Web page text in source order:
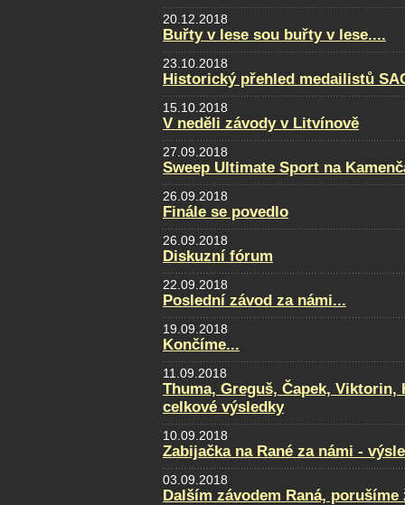
20.12.2018
Buřty v lese sou buřty v lese....
23.10.2018
Historický přehled medailistů
15.10.2018
V neděli závody v Litvínově
27.09.2018
Sweep Ultimate Sport na
26.09.2018
Finále se povedlo
26.09.2018
Diskuzní fórum
22.09.2018
Poslední závod za námi...
19.09.2018
Končíme...
11.09.2018
Thuma, Greguš, Čapek, Viktorin,
celkové výsledky
10.09.2018
Zabijačka na Rané za námi -
03.09.2018
Dalším závodem Raná,